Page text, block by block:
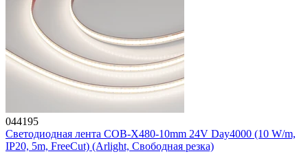
044195
Светодиодная лента COB-X480-10mm 24V Day4000 (10 W/m,
IP20, 5m, FreeCut) (Arlight, Свободная резка)